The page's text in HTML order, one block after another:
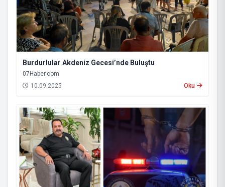
Burdurlular Akdeniz Gecesi’nde Buluştu
07Haber.com
10.09.2025
Oku